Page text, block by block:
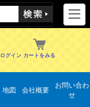
グイン カートをみる
地図 会社概要
お問い合わ
せ